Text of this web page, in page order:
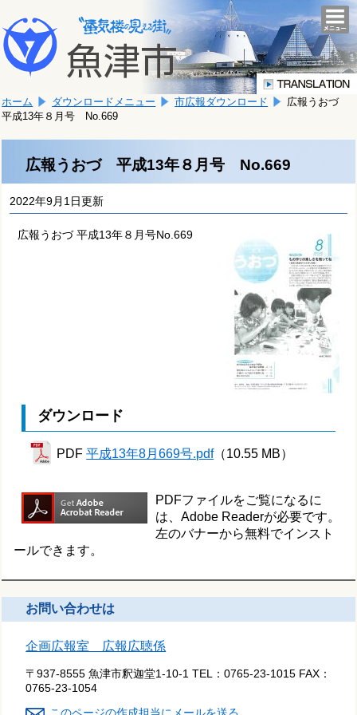
文
へ
移
ま
す。
こ
か
文
で
す。
ホーム ダウンロードメニュー 市広報ダウンロード
広報うおづ
平成13年８月号 No.669
広報うおづ 平成13年８月号 No.669
2022年9月1日更新
広報うおづ 平成13年８月号No.669
ダウンロード
PDF平成13年8月669号.pdf（10.55 MB）
PDFファイルをご覧になるに
は、Adobe Readerが必要です。
左のバナーから無料でインスト
ールできます。
お問い合わせは
企画広報室 広報広聴係
〒937-8555 魚津市釈迦堂1-10-1 TEL：0765-23-1015 FAX：
0765-23-1054